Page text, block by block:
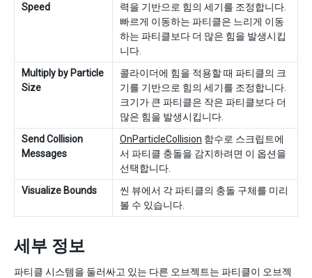
Speed
력을 기반으로 힘의 세기를 조정합니다.
빠르게 이동하는 파티클은 느리게 이동
하는 파티클보다 더 많은 힘을 발생시킵
니다.
Multiply by Particle
Size
콜라이더에 힘을 적용할 때 파티클의 크
기를 기반으로 힘의 세기를 조정합니다.
크기가 큰 파티클은 작은 파티클보다 더
많은 힘을 발생시킵니다.
Send Collision
Messages
OnParticleCollision 함수로 스크립트에
서 파티클 충돌을 감지하려면 이 옵션을
선택합니다.
Visualize Bounds
씬 뷰에서 각 파티클의 충돌 구체를 미리
볼 수 있습니다.
세부 정보
파티클 시스템을 둘러싸고 있는 다른 오브젝트는 파티클이 오브젝